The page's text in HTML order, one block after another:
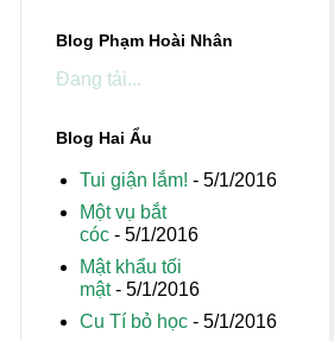
Blog Phạm Hoài Nhân
Đang tải...
Blog Hai Ẩu
Tui giận lắm! - 5/1/2016
Một vụ bắt
cóc - 5/1/2016
Mật khẩu tối
mật- 5/1/2016
Cu Tí bỏ học - 5/1/2016